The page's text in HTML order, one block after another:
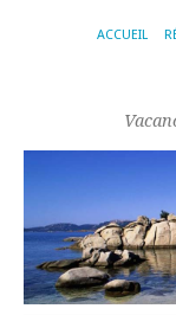
ACCUEIL